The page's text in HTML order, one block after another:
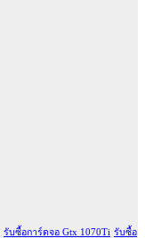
รับซื้อการ์ดจอ Gtx 1070Ti รับซื้อ